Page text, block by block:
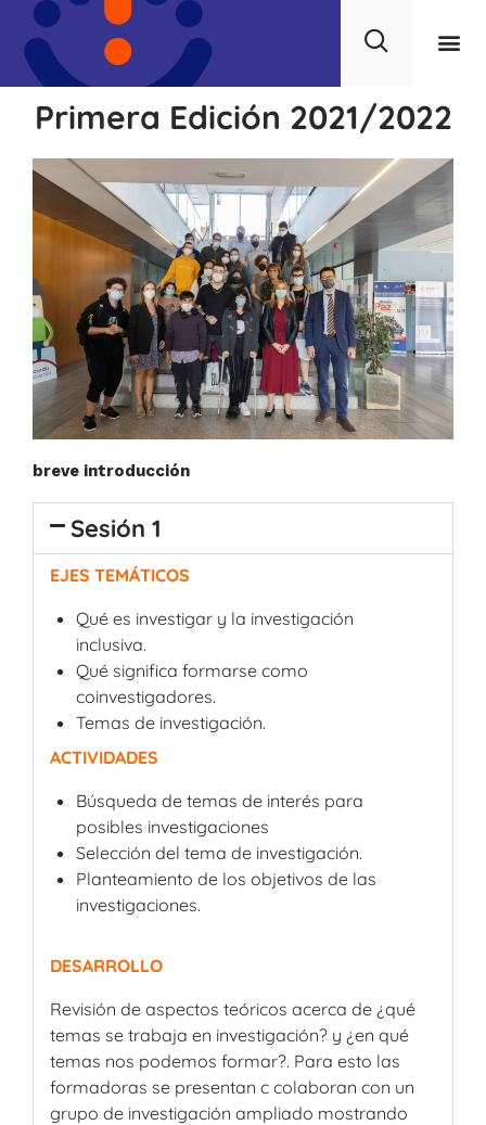
Primera Edición 2021/2022
breve introducción
Sesión 1
EJES TEMÁTICOS
Qué es investigar y la investigación
inclusiva.
Qué significa formarse como
coinvestigadores.
Temas de investigación.
ACTIVIDADES
Búsqueda de temas de interés para
posibles investigaciones
Selección del tema de investigación.
Planteamiento de los objetivos de las
investigaciones.
DESARROLLO
Revisión de aspectos teóricos acerca de ¿qué
temas se trabaja en investigación? y ¿en qué
temas nos podemos formar?. Para esto las
formadoras se presentan c colaboran con un
grupo de investigación ampliado mostrando